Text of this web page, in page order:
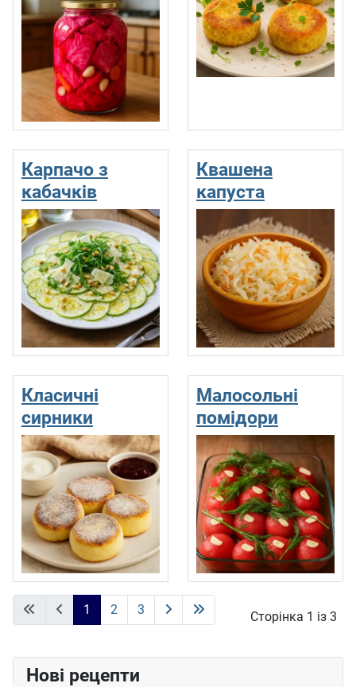
Карпачо з
кабачків
Квашена
капуста
Класичні
сирники
Малосольні
помідори
Сторінка 1 із 3
1 2 3
Нові рецепти